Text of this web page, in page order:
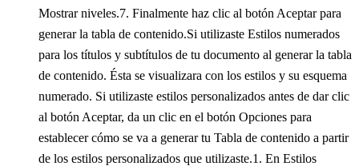
Mostrar niveles.7. Finalmente haz clic al botón Aceptar para
generar la tabla de contenido.Si utilizaste Estilos numerados
para los títulos y subtítulos de tu documento al generar la tabla
de contenido. Ésta se visualizara con los estilos y su esquema
numerado. Si utilizaste estilos personalizados antes de dar clic
al botón Aceptar, da un clic en el botón Opciones para
establecer cómo se va a generar tu Tabla de contenido a partir
de los estilos personalizados que utilizaste.1. En Estilos